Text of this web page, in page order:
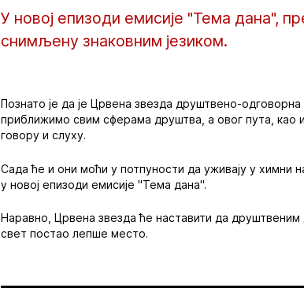
У новој епизоди емисије "Тема дана",
снимљену знаковним језиком.
Познато је да је Црвена звезда друштвено-
приближимо свим сферама друштва, а овог пута,
говору и слуху.
Сада ће и они моћи у потпуности да уживају у химни
у новој епизоди емисије "Тема дана".
Наравно, Црвена звезда ће наставити да
свет постао лепше место.